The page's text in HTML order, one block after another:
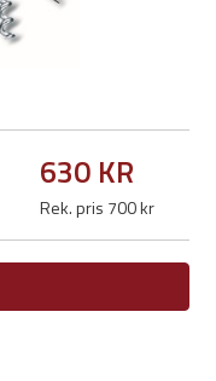
630 KR
Rek. pris 700 kr